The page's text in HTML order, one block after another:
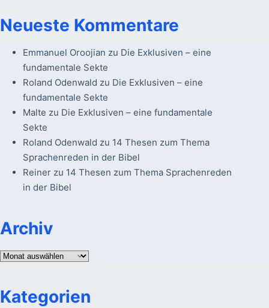
Neueste Kommentare
Emmanuel Oroojian zu Die Exklusiven – eine
fundamentale Sekte
Roland Odenwald zu Die Exklusiven – eine
fundamentale Sekte
Malte zu Die Exklusiven – eine fundamentale
Sekte
Roland Odenwald zu 14 Thesen zum Thema
Sprachenreden in der Bibel
Reinerzu 14 Thesen zum Thema Sprachenreden
in der Bibel
Archiv
Archiv
Kategorien